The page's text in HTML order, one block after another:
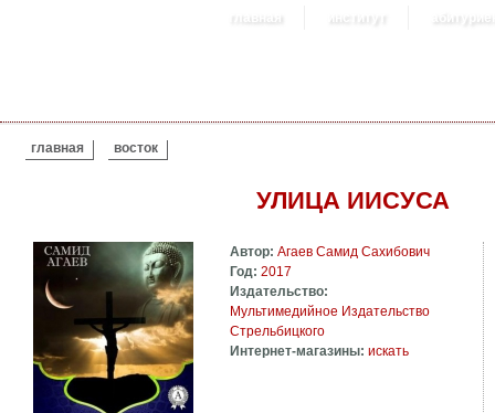
главная институт
ВЫ ЗДЕСЬ
главная восток
УЛИЦА ИИСУСА
Автор: Агаев Самид Сахибович
Год: 2017
Издательство:
Мультимедийное Издательство
Стрельбицкого
Интернет-магазины: искать